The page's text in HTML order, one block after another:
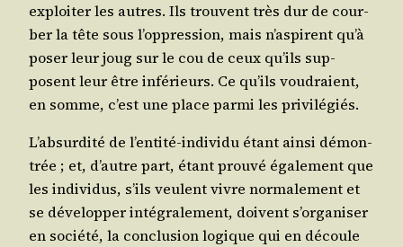
exploi­ter les autres. Ils trouvent très dur de cour­
ber la tête sous l’op­pres­sion, mais n’as­pirent qu’à
poser leur joug sur le cou de ceux qu’ils sup­
posent leur être infé­rieurs. Ce qu’ils vou­draient,
en somme, c’est une place par­mi les privilégiés.
L’ab­sur­di­té de l’en­ti­té-indi­vi­du étant ain­si démon­
trée ; et, d’autre part, étant prou­vé éga­le­ment que
les indi­vi­dus, s’ils veulent vivre nor­ma­le­ment et
se déve­lop­per inté­gra­le­ment, doivent s’or­ga­ni­ser
en socié­té, la conclu­sion logique qui en découle